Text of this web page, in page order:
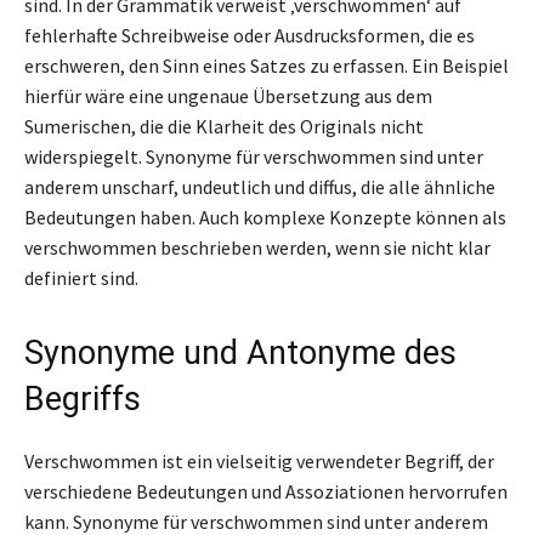
fehlerhafte Schreibweise oder Ausdrucksformen, die es
erschweren, den Sinn eines Satzes zu erfassen. Ein Beispiel
hierfür wäre eine ungenaue Übersetzung aus dem
Sumerischen, die die Klarheit des Originals nicht
widerspiegelt. Synonyme für verschwommen sind unter
anderem unscharf, undeutlich und diffus, die alle ähnliche
Bedeutungen haben. Auch komplexe Konzepte können als
verschwommen beschrieben werden, wenn sie nicht klar
definiert sind.
Synonyme und Antonyme des
Begriffs
Verschwommen ist ein vielseitig verwendeter Begriff, der
verschiedene Bedeutungen und Assoziationen hervorrufen
kann. Synonyme für verschwommen sind unter anderem